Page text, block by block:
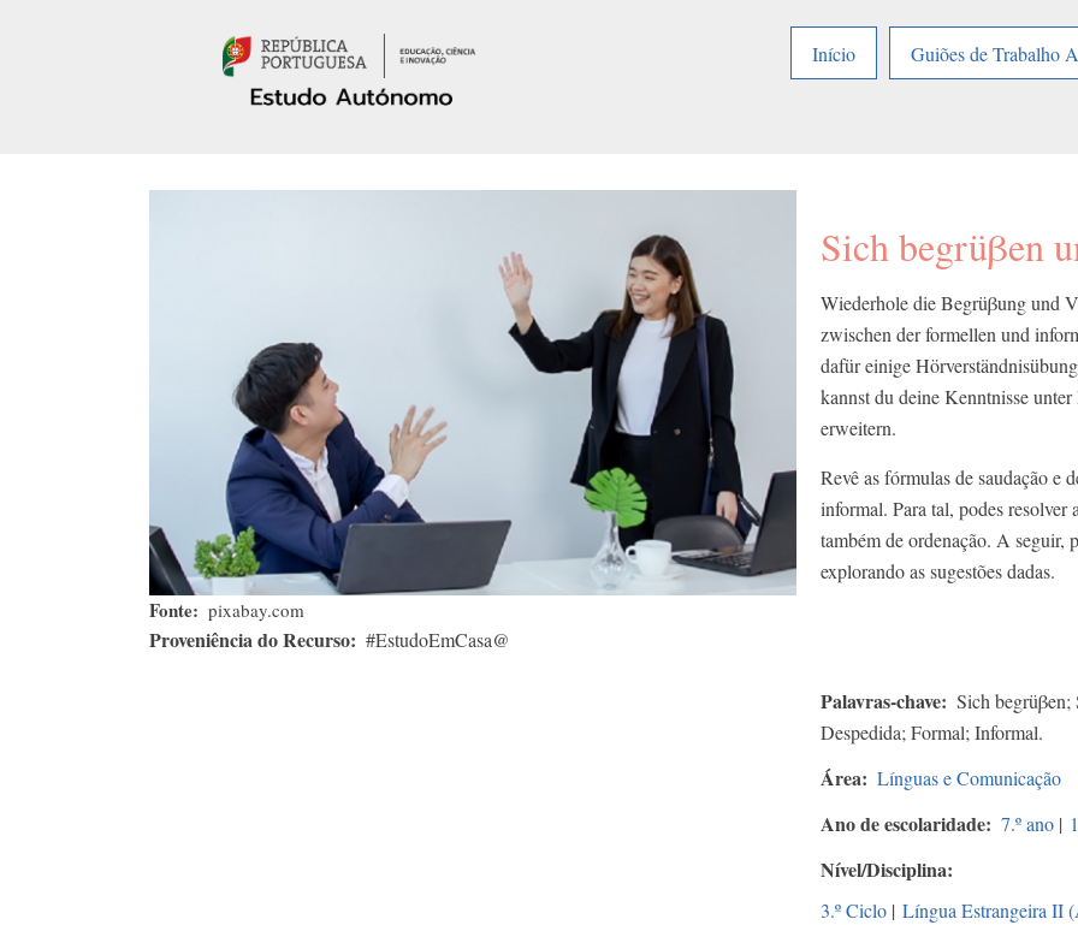
Início
Guiões de Trabalho
Fonte pixabay.com
Proveniência do Recurso #EstudoEmCasa@
Sich begrüβen
Wiederhole die Begrüβung und
zwischen der formellen und
dafür einige
kannst du deine Kenntnisse
erweitern.
Revê as fórmulas de saudação e
informal. Para tal, podes resolver
também de ordenação. A seguir,
explorando as sugestões dadas.
Palavras-chave
Sich begrüβen;
Despedida; Formal; Informal.
Área Línguas e Comunicação
Ano de escolaridade 7.º ano |
Nível/Disciplina
3.º Ciclo | Língua Estrangeira II